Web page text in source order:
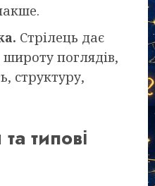
Стрілець дає
поглядів,
структуру,
типові